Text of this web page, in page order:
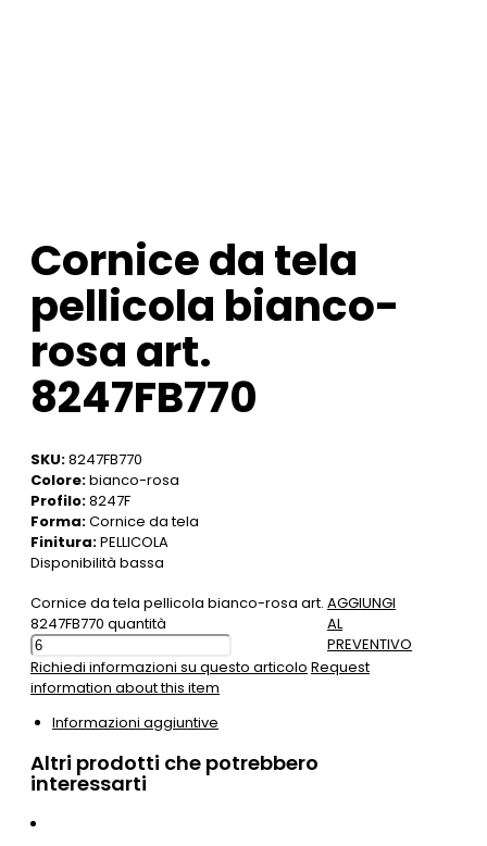
Cornice da tela
pellicola bianco-
rosa art.
8247FB770
SKU:8247FB770
Colore:bianco-rosa
Profilo:8247F
Forma:Cornice da tela
Finitura:PELLICOLA
Disponibilità bassa
Cornice da tela pellicola bianco-rosa art.
8247FB770 quantità
AGGIUNGI
AL
PREVENTIVO
Richiedi informazioni su questo articolo Request
information about this item
Informazioni aggiuntive
Altri prodotti che potrebbero
interessarti